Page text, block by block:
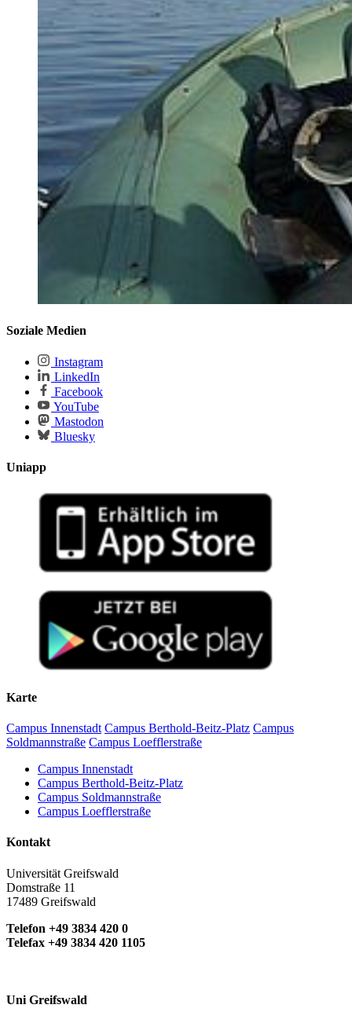
Soziale Medien
Instagram
LinkedIn
Facebook
YouTube
Mastodon
Bluesky
Uniapp
Karte
Campus Innenstadt Campus Berthold-Beitz-Platz Campus
Soldmannstraße Campus Loefflerstraße
Campus Innenstadt
Campus Berthold-Beitz-Platz
Campus Soldmannstraße
Campus Loefflerstraße
Kontakt
Universität Greifswald
Domstraße 11
17489 Greifswald
Telefon +49 3834 420 0
Telefax +49 3834 420 1105
Uni Greifswald